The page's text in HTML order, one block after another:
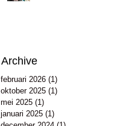
Archive
februari 2026 (1)
oktober 2025 (1)
mei 2025 (1)
januari 2025 (1)